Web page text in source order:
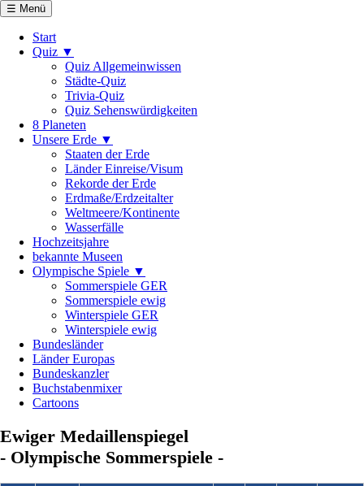
☰ Menü
Start
Quiz ▼
Quiz Allgemeinwissen
Städte-Quiz
Trivia-Quiz
Quiz Sehenswürdigkeiten
8 Planeten
Unsere Erde ▼
Staaten der Erde
Länder Einreise/Visum
Rekorde der Erde
Erdmaße/Erdzeitalter
Weltmeere/Kontinente
Wasserfälle
Hochzeitsjahre
bekannte Museen
Olympische Spiele ▼
Sommerspiele GER
Sommerspiele ewig
Winterspiele GER
Winterspiele ewig
Bundesländer
Länder Europas
Bundeskanzler
Buchstabenmixer
Cartoons
Ewiger Medaillenspiegel
- Olympische Sommerspiele -